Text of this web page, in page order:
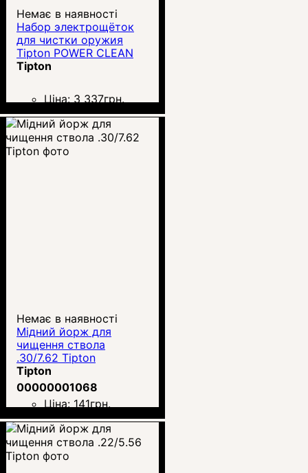
Немає в наявності
Набор электрощёток
для чистки оружия
Tipton POWER CLEAN
Tipton
Ціна: 3 337грн.
Немає в наявності
Мідний йорж для
чищення ствола
.30/7.62 Tipton
Tipton
00000001068
Ціна: 141грн.